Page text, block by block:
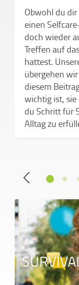
Obwohl du
einen
doch wieder
Treffen auf
hattest.
übergehen
diesem
wichtig ist,
du Schritt für
Alltag zu